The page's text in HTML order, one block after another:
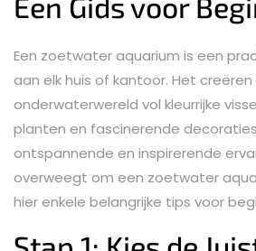
Een zoetwater aquarium is een
aan elk huis of kantoor. Het
onderwaterwereld vol kleurrijke
planten en fascinerende
ontspannende en inspirerende
overweegt om een zoetwater
hier enkele belangrijke tips voor